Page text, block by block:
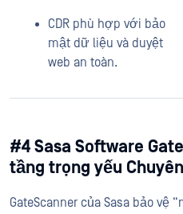
CDR phù hợp với bảo
mật dữ liệu và duyệt
web an toàn.
#4 Sasa Software
tầng trọng yếu
GateScanner của Sasa bảo vệ